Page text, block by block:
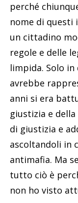
perché
nome di questi
un cittadino
regole e delle
limpida. Solo
avrebbe
anni si era
giustizia e
di giustizia e
ascoltandoli in
antimafia. Ma
tutto ciò è
non ho visto